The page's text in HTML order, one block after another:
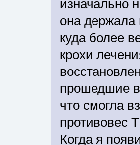
изначально
она держала
куда более
крохи
прошедшие
что смогла
противовес
Когда я